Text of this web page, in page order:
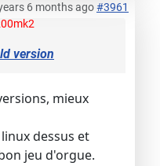
6 months ago#3961
version
mieux
dessus et
jeu d'orgue.